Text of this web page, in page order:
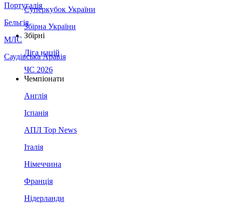
Португалія
Бельгія
МЛС
Саудівська Аравія
Суперкубок України
Збірна України
Збірні
Ліга націй
ЧС 2026
Чемпіонати
Англія
Іспанія
АПЛ Top News
Італія
Німеччина
Франція
Нідерланди